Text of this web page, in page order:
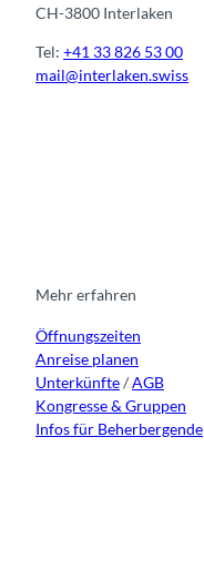
CH-3800 Interlaken
Tel: +41 33 826 53 00
mail@interlaken.swiss
r
m
o
e
Mehr erfahren
Öffnungszeiten
Anreise planen
Unterkünfte/AGB
Kongresse & Gruppen
Infos für Beherbergende